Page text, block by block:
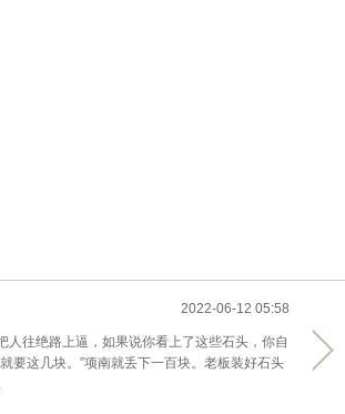
2022-06-12 05:58
人往绝路上逼，如果说你看上了这些石头，你自
要这几块。”项南就丢下一百块。老板装好石头